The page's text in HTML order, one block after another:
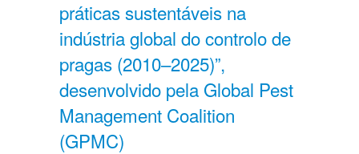
práticas sustentáveis na
indústria global do controlo de
pragas (2010–2025)”,
desenvolvido pela Global Pest
Management Coalition
(GPMC)